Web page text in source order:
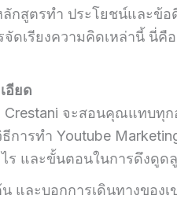
กสูตรทำ ประโยชน์และข้
ดเรียงความคิดเหล่านี้ นี่คื
อียด
Crestani จะสอนคุณแทบทุ
ารทำ Youtube
ร และขั้นตอนในการดึงดูด
และบอกการเดินทางของ